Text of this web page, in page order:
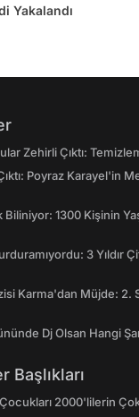
Yakalandı
Zehirli Çıktı:
Poyraz Karayel'in
1300 Kişinin
3 Yıldır
Karma'dan Müjde: 2.
Dj Olsan Hangi
Başlıkları
2000'lilerin